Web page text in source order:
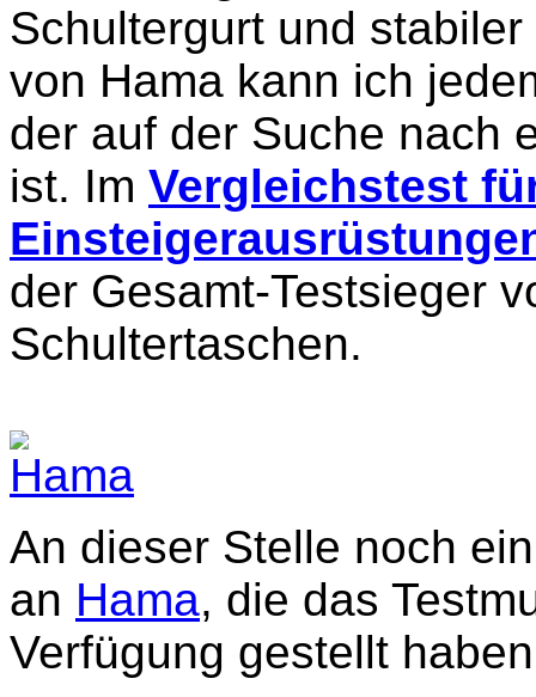
Schultergurt und
von Hama kann ich
der auf der Suche nach
ist. Im Vergleichstest
der Gesamt-Testsieger
Schultertaschen.
An dieser Stelle noch
an Hama, die das
Verfügung gestellt